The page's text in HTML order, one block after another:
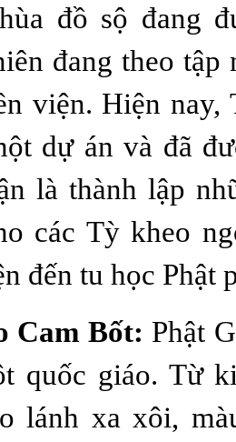
đồ sộ đang
đang theo tập
viện. Hiện nay,
dự án và đã
là thành lập
các Tỳ kheo
đến tu học Phật
Cam Bốt: Phật
quốc giáo. Từ
lánh xa xôi,